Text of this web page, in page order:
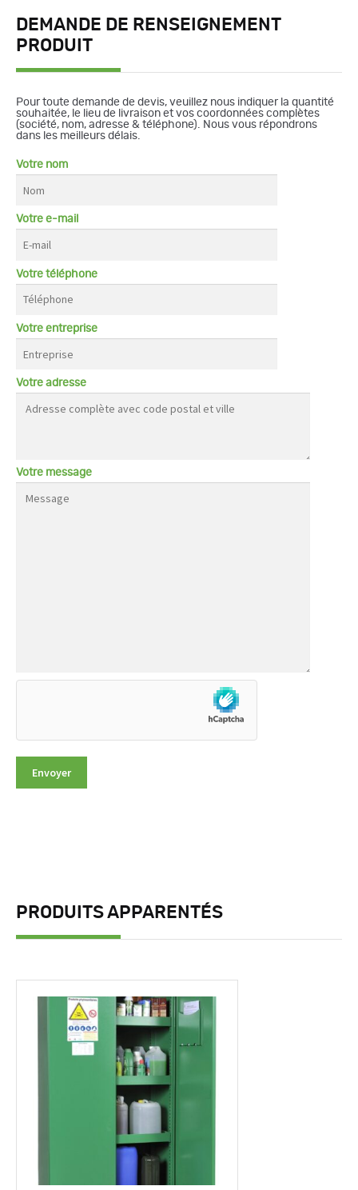
DEMANDE DE RENSEIGNEMENT
PRODUIT
Pour toute demande de devis, veuillez nous indiquer la quantité
souhaitée, le lieu de livraison et vos coordonnées complètes
(société, nom, adresse & téléphone). Nous vous répondrons
dans les meilleurs délais.
Votre nom
Votre e-mail
Votre téléphone
Votre entreprise
Votre adresse
Votre message
PRODUITS APPARENTÉS